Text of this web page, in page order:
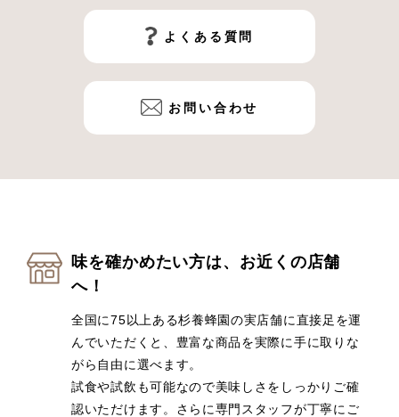
よくある質問
お問い合わせ
味を確かめたい方は、お近くの店舗
へ！
全国に75以上ある杉養蜂園の実店舗に直接足を運
んでいただくと、豊富な商品を実際に手に取りな
がら自由に選べます。
試食や試飲も可能なので美味しさをしっかりご確
認いただけます。さらに専門スタッフが丁寧にご